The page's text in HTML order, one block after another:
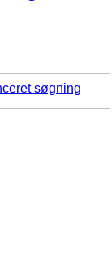
søgning